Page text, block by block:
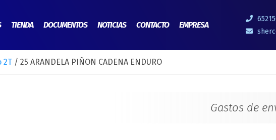
TIENDA DOCUMENTOS NOTICIAS CONTACTO EMPRESA
2T / 25 ARANDELA PIÑON CADENA ENDURO
Gastos de
ARANDELA
CADENA
ENDURO